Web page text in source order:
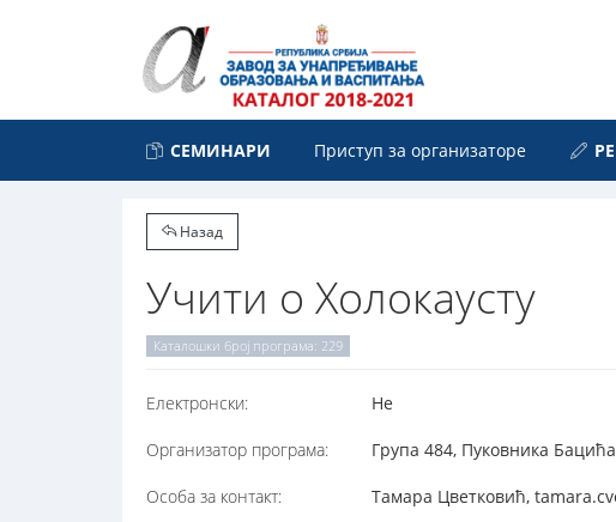
СЕМИНАРИ Приступ за организаторе
Назад
Учити о Холокаусту
Каталошки број програма: 229
Електронски: Не
Организатор програма: Група 484, Пуковника
Особа за контакт: Тамара Цветковић,